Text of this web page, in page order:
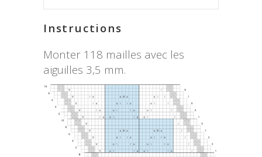
Instructions
Monter 118 mailles avec les
aiguilles 3,5 mm.